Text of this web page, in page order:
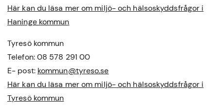
Här kan du läsa mer om miljö- och hälsoskyddsfrågor i
Haninge kommun
Tyresö kommun
Telefon: 08 578 291 00
E- post: kommun@tyreso.se
Här kan du läsa mer om miljö- och hälsoskyddsfrågor i
Tyresö kommun